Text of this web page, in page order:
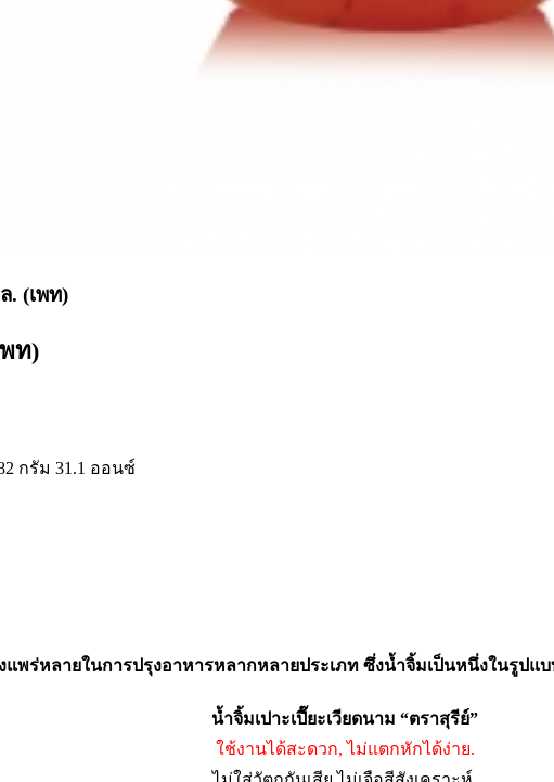
. (เพท)
ท)
กรัม 31.1 ออนซ์
พร่หลายในการปรุงอาหารหลากหลายประเภท ซึ่งน้ำจิ้มเป็นหนึ่งในรูป
น้ำจิ้มเปาะเปี๊ยะเวียดนาม “ตราสุรีย์”
ใช้งานได้สะดวก, ไม่แตกหักได้ง่าย.